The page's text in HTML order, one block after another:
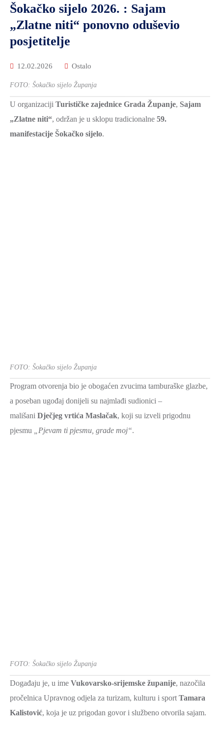
Šokačko sijelo 2026. : Sajam
„Zlatne niti“ ponovno oduševio
posjetitelje
12.02.2026 Ostalo
FOTO: Šokačko sijelo Županja
U organizaciji Turističke zajednice Grada Županje, Sajam
„Zlatne niti“, održan je u sklopu tradicionalne 59.
manifestacije Šokačko sijelo.
FOTO: Šokačko sijelo Županja
Program otvorenja bio je obogaćen zvucima tamburaške glazbe,
a poseban ugođaj donijeli su najmlađi sudionici –
mališani Dječjeg vrtića Maslačak, koji su izveli prigodnu
pjesmu
„Pjevam ti pjesmu, grade moj“.
FOTO: Šokačko sijelo Županja
Događaju je, u ime Vukovarsko-srijemske županije, nazočila
pročelnica Upravnog odjela za turizam, kulturu i sport Tamara
Kalistović, koja je uz prigodan govor i službeno otvorila sajam.